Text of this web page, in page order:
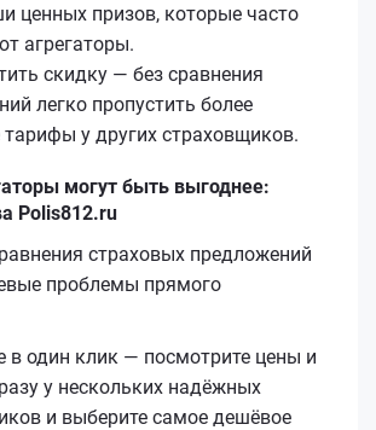
ценных призов, которые часто
агрегаторы.
скидку — без сравнения
легко пропустить более
у других страховщиков.
могут быть выгоднее:
Polis812.ru
страховых предложений
проблемы прямого
в один клик — посмотрите цены и
у нескольких надёжных
и выберите самое дешёвое